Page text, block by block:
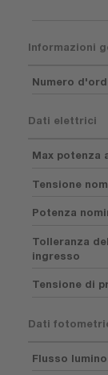
Informazioni
Numero
Dati elettrici
Max potenza
Tensione
Potenza
Tolleranza
ingresso
Tensione di
Dati
Flusso